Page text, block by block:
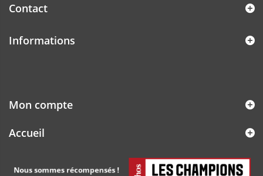
Contact
Informations
Mon compte
Accueil